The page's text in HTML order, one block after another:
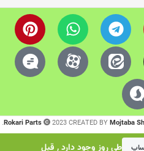
که در طی روز وجود دارد , قبل
Rokari Parts 2023 CREATED BYMojtaba